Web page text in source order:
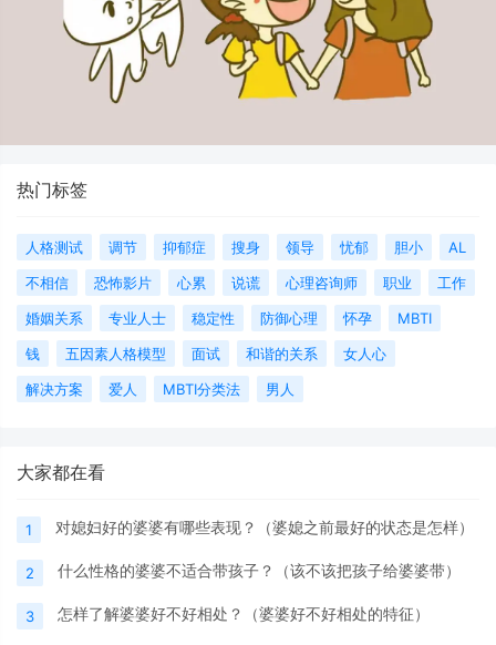
热门标签
人格测试 调节 抑郁症 搜身 领导 忧郁 胆小
AL
不相信
恐怖影片 心累 说谎 心理咨询师 职业
工作
婚姻关系
专业人士 稳定性 防御心理 怀孕
MBTI
钱
五因素人格模型 面试 和谐的关系
女人心
解决方案
爱人 MBTI分类法 男人
大家都在看
1 对媳妇好的婆婆有哪些表现？（婆媳之前最好的状态是怎样）
2 什么性格的婆婆不适合带孩子？（该不该把孩子给婆婆带）
3 怎样了解婆婆好不好相处？（婆婆好不好相处的特征）